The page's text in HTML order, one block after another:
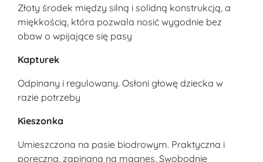
Złoty środek między silną i solidną konstrukcją, a
miękkością, która pozwala nosić wygodnie bez
obaw o wpijające się pasy
Kapturek
Odpinany i regulowany. Osłoni głowę dziecka w
razie potrzeby
Kieszonka
Umieszczona na pasie biodrowym. Praktyczna i
poręczna, zapinana na magnes. Swobodnie